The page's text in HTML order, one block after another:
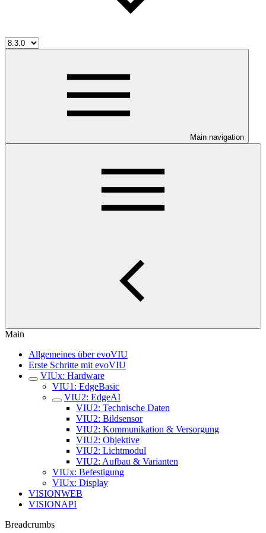
Main navigation
Main
Allgemeines über evoVIU
Erste Schritte mit evoVIU
VIUx: Hardware
VIU1: EdgeBasic
VIU2: EdgeAI
VIU2: Technische Daten
VIU2: Bildsensor
VIU2: Kommunikation & Versorgung
VIU2: Objektive
VIU2: Lichtmodul
VIU2: Aufbau & Varianten
VIUx: Befestigung
VIUx: Display
VISIONWEB
VISIONAPI
Breadcrumbs